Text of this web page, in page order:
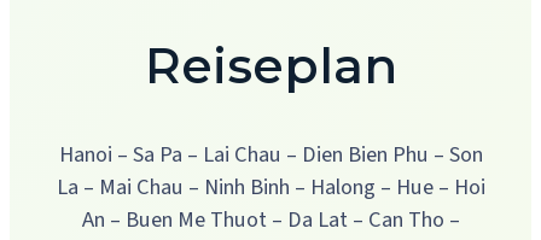
Reiseplan
Hanoi – Sa Pa – Lai Chau – Dien Bien Phu – Son
La – Mai Chau – Ninh Binh – Halong – Hue – Hoi
An – Buen Me Thuot – Da Lat – Can Tho –